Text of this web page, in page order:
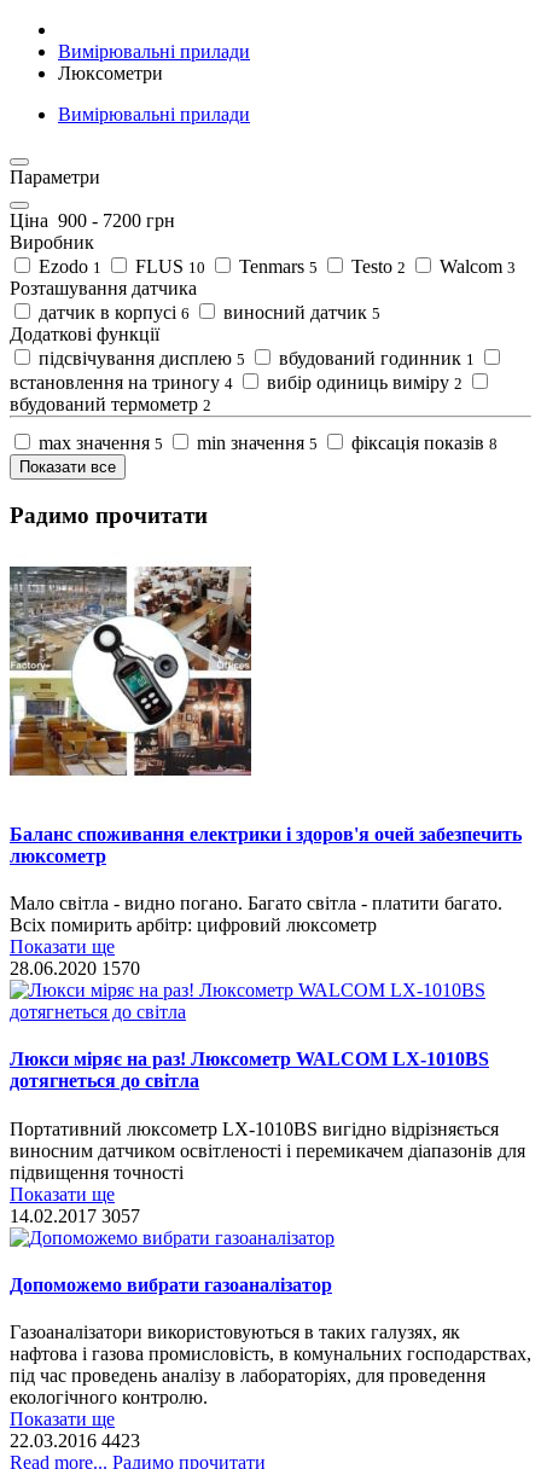
Вимірювальні прилади
Люксометри
Вимірювальні прилади
Параметри
Ціна 900 - 7200 грн
Виробник
Ezodo 1 FLUS 10 Tenmars 5 Testo 2 Walcom 3
Розташування датчика
датчик в корпусі 6 виносний датчик 5
Додаткові функції
підсвічування дисплею 5 вбудований годинник 1
встановлення на триногу 4 вибір одиниць виміру 2
вбудований термометр 2
max значення 5 min значення 5 фіксація показів 8
Показати все
Радимо прочитати
Баланс споживання електрики і здоров'я очей забезпечить
люксометр
Мало світла - видно погано. Багато світла - платити багато.
Всіх помирить арбітр: цифровий люксометр
Показати ще
28.06.2020 1570
Люкси міряє на раз! Люксометр WALCOM LX-1010BS
дотягнеться до світла
Портативний люксометр LX-1010BS вигідно відрізняється
виносним датчиком освітленості і перемикачем діапазонів для
підвищення точності
Показати ще
14.02.2017 3057
Допоможемо вибрати газоаналізатор
Газоаналізатори використовуються в таких галузях, як
нафтова і газова промисловість, в комунальних господарствах,
під час проведень аналізу в лабораторіях, для проведення
екологічного контролю.
Показати ще
22.03.2016 4423
Read more... Радимо прочитати